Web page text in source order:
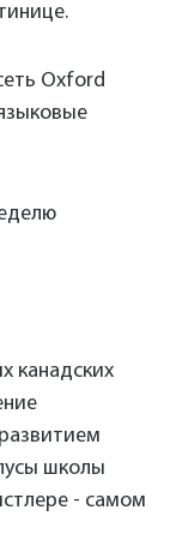
Oxford
канадских
школы
- самом